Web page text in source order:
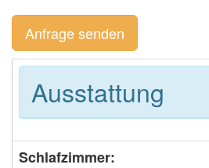
Anfrage senden
Ausstattung
Schlafzimmer: